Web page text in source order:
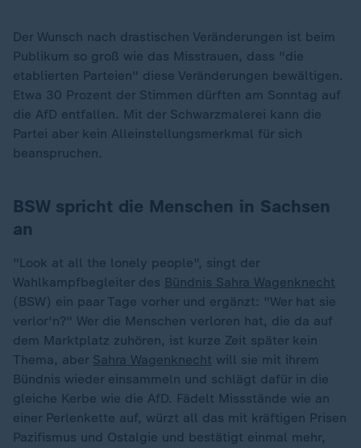
Der Wunsch nach drastischen Veränderungen ist beim
Publikum so groß wie das Misstrauen, dass "die
etablierten Parteien" diese Veränderungen bewältigen.
Etwa 30 Prozent der Stimmen dürften am Sonntag auf
die AfD entfallen. Mit der Schwarzmalerei kann die
Partei aber kein Alleinstellungsmerkmal für sich
beanspruchen.
BSW spricht die Menschen in Sachsen
an
"Look at all the lonely people", singt der
Wahlkampfbegleiter des Bündnis Sahra Wagenknecht
(BSW) ein paar Tage vorher und ergänzt: "Wer hat sie
verlor'n?" Wer die Menschen verloren hat, die da auf
dem Marktplatz zuhören, ist kurze Zeit später kein
Thema, aber Sahra Wagenknecht will sie mit ihrem
Bündnis wieder einsammeln und schlägt dafür in die
gleiche Kerbe wie die AfD. Fädelt Missstände wie an
einer Perlenkette auf, würzt all das mit kräftigen Prisen
Pazifismus und Ostalgie und bestätigt einmal mehr,